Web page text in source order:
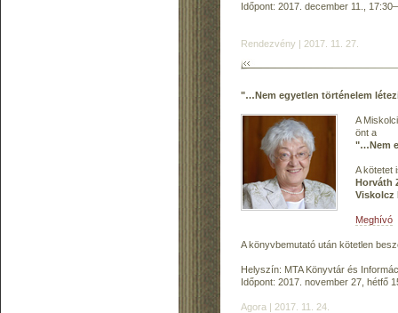
Időpont: 2017. december 11.,
Rendezvény | 2017. 11. 27.
"…Nem egyetlen történelem
A
önt a
"…Nem
A kötetet
Horváth
Viskolcz
Meghívó
A könyvbemutató után kötetlen
Helyszín: MTA Könyvtár és
Időpont: 2017. november 27, hétfő
Agora | 2017. 11. 24.